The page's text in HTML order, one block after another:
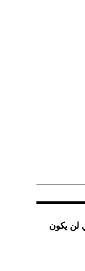
لن يكون